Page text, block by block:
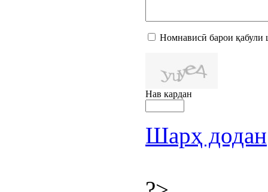
Номнависӣ барои қабули
Нав кардан
Шарҳ додан